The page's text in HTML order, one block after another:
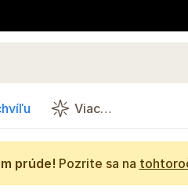
Viac…
prúde! Pozrite sa na